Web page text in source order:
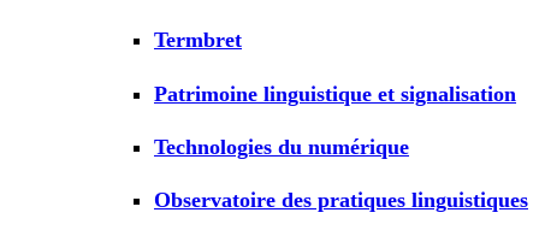
Termbret
Patrimoine linguistique et signalisation
Technologies du numérique
Observatoire des pratiques linguistiques